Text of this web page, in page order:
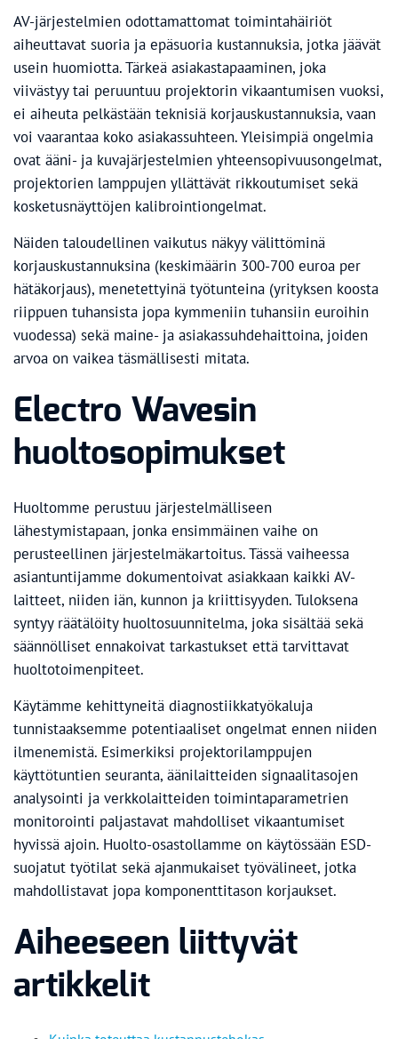
AV-järjestelmien odottamattomat toimintahäiriöt
aiheuttavat suoria ja epäsuoria kustannuksia, jotka jäävät
usein huomiotta. Tärkeä asiakastapaaminen, joka
viivästyy tai peruuntuu projektorin vikaantumisen vuoksi,
ei aiheuta pelkästään teknisiä korjauskustannuksia, vaan
voi vaarantaa koko asiakassuhteen. Yleisimpiä ongelmia
ovat ääni- ja kuvajärjestelmien yhteensopivuusongelmat,
projektorien lamppujen yllättävät rikkoutumiset sekä
kosketusnäyttöjen kalibrointiongelmat.
Näiden taloudellinen vaikutus näkyy välittöminä
korjauskustannuksina (keskimäärin 300-700 euroa per
hätäkorjaus), menetettyinä työtunteina (yrityksen koosta
riippuen tuhansista jopa kymmeniin tuhansiin euroihin
vuodessa) sekä maine- ja asiakassuhdehaittoina, joiden
arvoa on vaikea täsmällisesti mitata.
Electro Wavesin
huoltosopimukset
Huoltomme perustuu järjestelmälliseen
lähestymistapaan, jonka ensimmäinen vaihe on
perusteellinen järjestelmäkartoitus. Tässä vaiheessa
asiantuntijamme dokumentoivat asiakkaan kaikki AV-
laitteet, niiden iän, kunnon ja kriittisyyden. Tuloksena
syntyy räätälöity huoltosuunnitelma, joka sisältää sekä
säännölliset ennakoivat tarkastukset että tarvittavat
huoltotoimenpiteet.
Käytämme kehittyneitä diagnostiikkatyökaluja
tunnistaaksemme potentiaaliset ongelmat ennen niiden
ilmenemistä. Esimerkiksi projektorilamppujen
käyttötuntien seuranta, äänilaitteiden signaalitasojen
analysointi ja verkkolaitteiden toimintaparametrien
monitorointi paljastavat mahdolliset vikaantumiset
hyvissä ajoin. Huolto-osastollamme on käytössään ESD-
suojatut työtilat sekä ajanmukaiset työvälineet, jotka
mahdollistavat jopa komponenttitason korjaukset.
Aiheeseen liittyvät
artikkelit